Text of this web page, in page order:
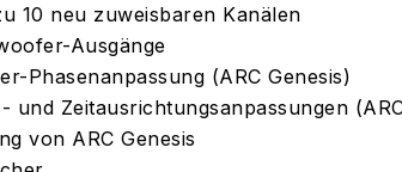
10 neu zuweisbaren Kanälen
Ausgänge
Phasenanpassung (ARC Genesis)
und Zeitausrichtungsanpassungen
von ARC Genesis